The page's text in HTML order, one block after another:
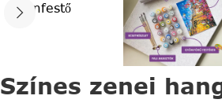
Színes zenei